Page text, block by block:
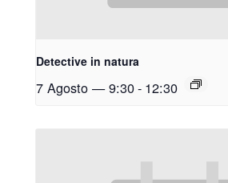
Detective in natura
7 Agosto — 9:30- 12:30